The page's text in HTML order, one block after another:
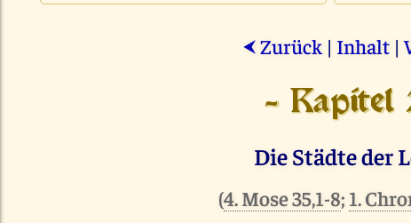
⮜ Zurück | Inhalt |
- Kapitel
Die Städte der
(4. Mose 35,1-8; 1.